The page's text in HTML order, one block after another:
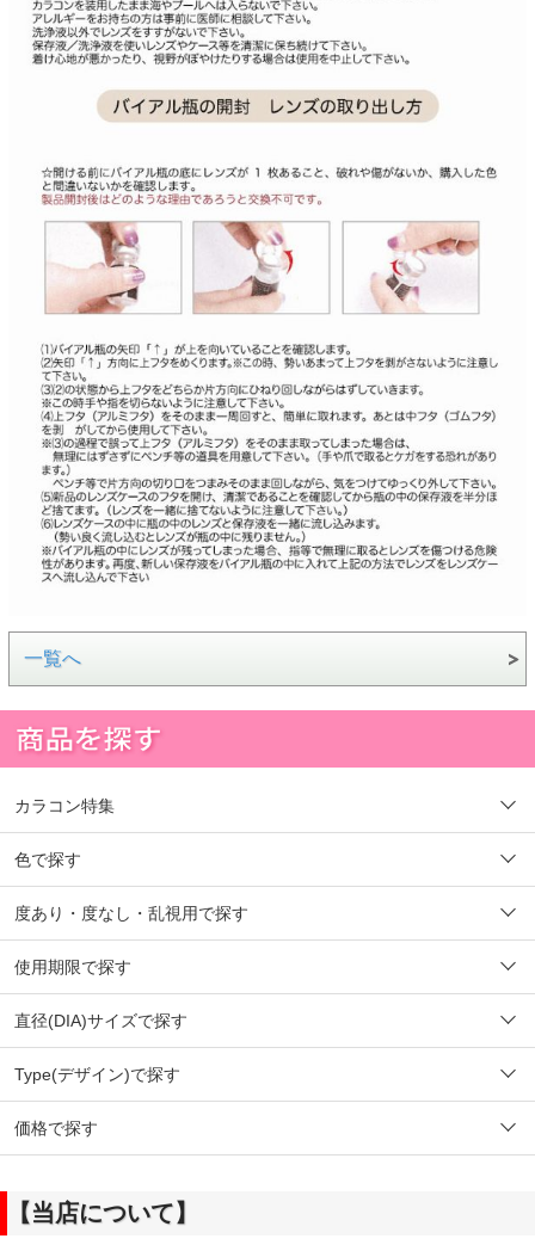
一覧へ
カラコン特集
色で探す
度あり・度なし・乱視用で探す
使用期限で探す
直径(DIA)サイズで探す
Type(デザイン)で探す
価格で探す
【当店について】